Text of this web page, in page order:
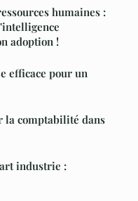
humaines :
adoption !
efficace pour un
la comptabilité dans
industrie :